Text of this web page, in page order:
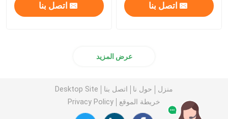
اتصل بنا اتصل بنا
عرض المزيد
منزل حول نا اتصل بنا
Desktop Site
خريطة الموقع
Privacy Policy